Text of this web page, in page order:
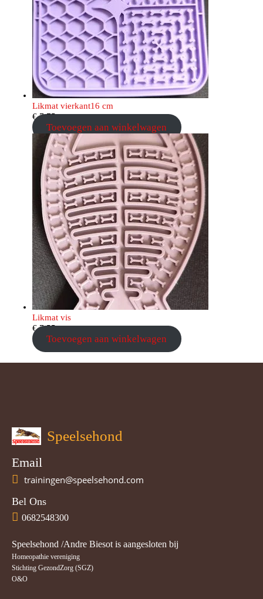
Likmat vierkant16 cm
€7,75
Toevoegen aan winkelwagen
Likmat vis
€7,55
Toevoegen aan winkelwagen
Speelsehond
Email
trainingen@speelsehond.com
Bel Ons
0682548300
Speelsehond /Andre Biesot is aangesloten bij
Homeopathie vereniging
Stichting GezondZorg (SGZ)
O&O